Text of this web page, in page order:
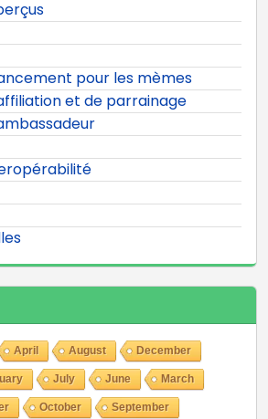
pour les mèmes
et de parrainage
April August December
July June March
October September